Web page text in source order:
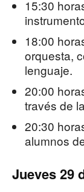
15:30
18:00
orquesta,
lenguaje.
20:00
través de
20:30
alumnos
Jueves 29